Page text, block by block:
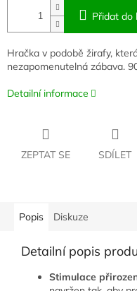
Přidat do
Hračka v podobě žirafy,
nezapomenutelná zábava.
Detailní informace
ZEPTAT SE SDÍLET
Popis Diskuze
Detailní popis
Stimulace